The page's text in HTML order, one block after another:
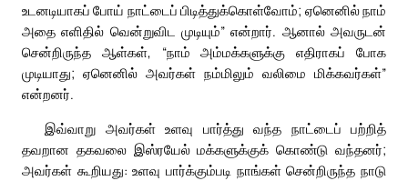
உடனடியாகப் போய் நாட்டைப் பிடித்துக்கொள்வோம்; ஏனெனில் நாம்
அதை எளிதில் வென்றுவிட முடியும்” என்றார். ஆனால் அவருடன்
சென்றிருந்த ஆள்கள், “நாம் அம்மக்களுக்கு எதிராகப் போக
முடியாது; ஏனெனில் அவர்கள் நம்மிலும் வலிமை மிக்கவர்கள்”
என்றனர்.
இவ்வாறு அவர்கள் உளவு பார்த்து வந்த நாட்டைப் பற்றித்
தவறான தகவலை இஸ்ரயேல் மக்களுக்குக் கொண்டு வந்தனர்;
அவர்கள் கூறியது: உளவு பார்க்கும்படி நாங்கள் சென்றிருந்த நாடு